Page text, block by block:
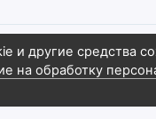
и другие средства
на обработку
2026